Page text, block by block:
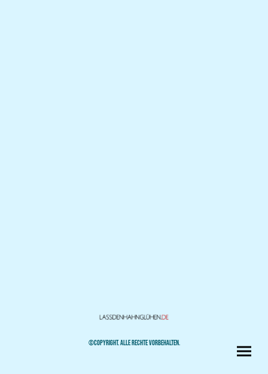
©COPYRIGHT. ALLE RECHTE VORBEHALTEN.